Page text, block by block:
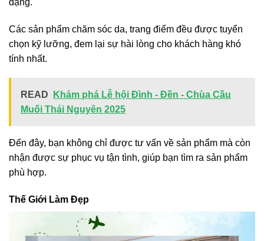
Các sản phẩm chăm sóc da, trang điểm đều được tuyển
chọn kỹ lưỡng, đem lại sự hài lòng cho khách hàng khó
tính nhất.
READ
Khám phá Lễ hội Đình - Đền - Chùa Cầu
Muối Thái Nguyên 2025
Đến đây, bạn không chỉ được tư vấn về sản phẩm mà còn
nhận được sự phục vụ tận tình, giúp bạn tìm ra sản phẩm
phù hợp.
Thế Giới Làm Đẹp